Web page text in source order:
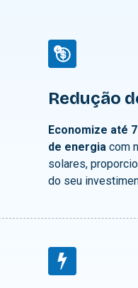
Redução
Economize até
de energiacom
solares,
do seu